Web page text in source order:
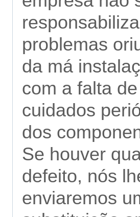
problemas
da má
com a falta de
cuidados
dos
Se houver
defeito, nós
enviaremos